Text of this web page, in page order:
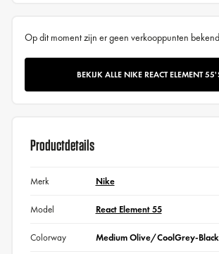
Op dit moment zijn er geen verkooppunten
BEKIJK ALLE NIKE REACT ELEMENT
Productdetails
Merk Nike
Model React Element 55
Colorway Medium Olive/CoolGrey-